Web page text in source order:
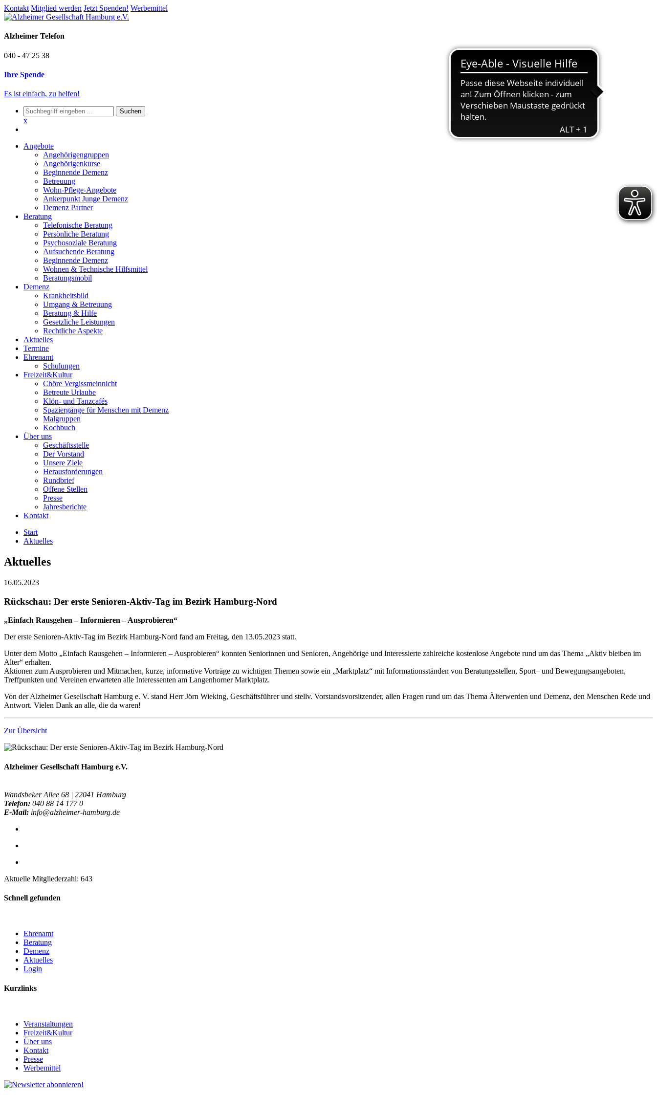
Kontakt Mitglied werden Jetzt Spenden! Werbemittel
Alzheimer Telefon
040 - 47 25 38
Ihre Spende
Es ist einfach, zu helfen!
x
Angebote
Angehörigengruppen
Angehörigenkurse
Beginnende Demenz
Betreuung
Wohn-Pflege-Angebote
Ankerpunkt Junge Demenz
Demenz Partner
Beratung
Telefonische Beratung
Persönliche Beratung
Psychosoziale Beratung
Aufsuchende Beratung
Beginnende Demenz
Wohnen & Technische Hilfsmittel
Beratungsmobil
Demenz
Krankheitsbild
Umgang & Betreuung
Beratung & Hilfe
Gesetzliche Leistungen
Rechtliche Aspekte
Aktuelles
Termine
Ehrenamt
Schulungen
Freizeit&Kultur
Chöre Vergissmeinnicht
Betreute Urlaube
Klön- und Tanzcafés
Spaziergänge für Menschen mit Demenz
Malgruppen
Kochbuch
Über uns
Geschäftsstelle
Der Vorstand
Unsere Ziele
Herausforderungen
Rundbrief
Offene Stellen
Presse
Jahresberichte
Kontakt
Start
Aktuelles
Aktuelles
16.05.2023
Rückschau: Der erste Senioren-Aktiv-Tag im Bezirk Hamburg-Nord
„Einfach Rausgehen – Informieren – Ausprobieren“
Der erste Senioren-Aktiv-Tag im Bezirk Hamburg-Nord fand am Freitag, den 13.05.2023 statt.
Unter dem Motto „Einfach Rausgehen – Informieren – Ausprobieren“ konnten Seniorinnen und Senioren, Angehörige und Interessierte zahlreiche kostenlose Angebote rund um das Thema „Aktiv bleiben im
Alter“ erhalten.
Aktionen zum Ausprobieren und Mitmachen, kurze, informative Vorträge zu wichtigen Themen sowie ein „Marktplatz“ mit Informationsständen von Beratungsstellen, Sport– und Bewegungsangeboten,
Treffpunkten und Vereinen erwarteten alle Interessenten am Langenhorner Marktplatz.
Von der Alzheimer Gesellschaft Hamburg e. V. stand Herr Jörn Wieking, Geschäftsführer und stellv. Vorstandsvorsitzender, allen Fragen rund um das Thema Älterwerden und Demenz, den Menschen Rede und
Antwort. Vielen Dank an alle, die da waren!
Zur Übersicht
Alzheimer Gesellschaft Hamburg e.V.
Wandsbeker Allee 68 | 22041 Hamburg
Telefon: 040 88 14 177 0
E-Mail: info@alzheimer-hamburg.de
Aktuelle Mitgliederzahl: 643
Schnell gefunden
Ehrenamt
Beratung
Demenz
Aktuelles
Login
Kurzlinks
Veranstaltungen
Freizeit&Kultur
Über uns
Kontakt
Presse
Werbemittel